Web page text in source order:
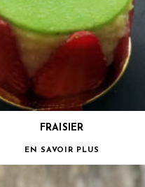
FRAISIER
EN SAVOIR PLUS